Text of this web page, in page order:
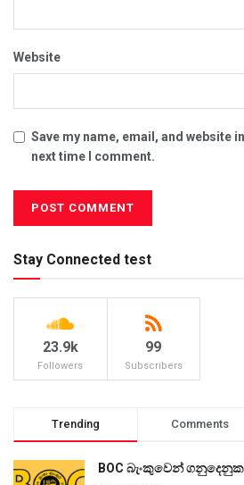
Website
Save my name, email, and website
next time I comment.
Stay Connected test
23.9k
Followers
99
Subscribers
Trending Comments
BOC බැංකුවෙන්